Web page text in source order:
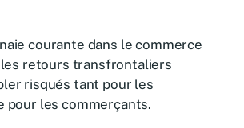
courante dans le commerce
retours transfrontaliers
risqués tant pour les
pour les commerçants.